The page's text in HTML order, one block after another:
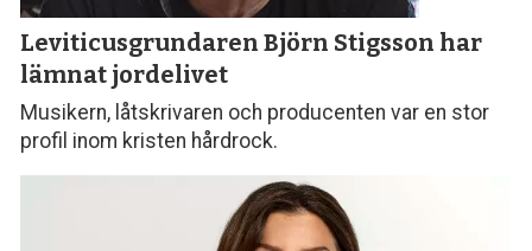
Leviticusgrundaren Björn Stigsson har
lämnat jordelivet
Musikern, låtskrivaren och producenten var en stor
profil inom kristen hårdrock.